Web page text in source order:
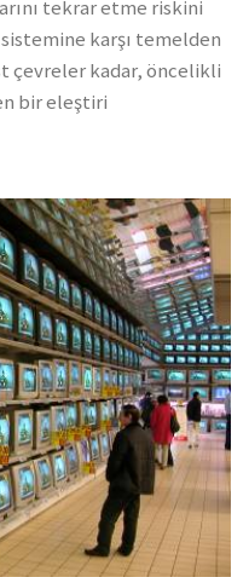
tekrar etme riskini
karşı temelden
çevreler kadar, öncelikli
bir eleştiri